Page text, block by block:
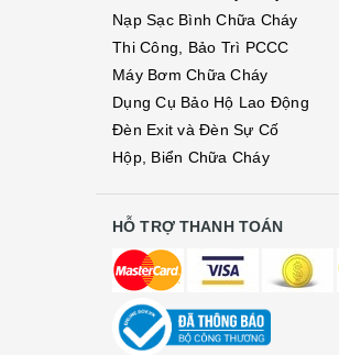
Nạp Sạc Bình Chữa Cháy
Thi Công, Bảo Trì PCCC
Máy Bơm Chữa Cháy
Dụng Cụ Bảo Hộ Lao Động
Đèn Exit và Đèn Sự Cố
Hộp, Biển Chữa Cháy
HỖ TRỢ THANH TOÁN